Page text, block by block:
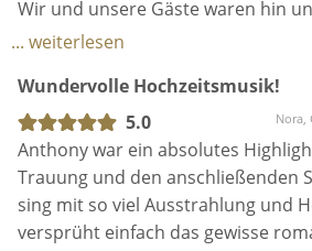
das bei einer Hochzeit nicht fehlen
Vorbereitung war Ant super
der noch nicht Teil seines ohnehin
Repertoires war, extra für unsere
einstudiert. Auch unsere Gäste
Stimme begeistert :)
... weiterlesen
Hochzeitssänger
5.0
Great voice...great guy!
Ant performed at our wedding
into something special.
10 out of 10